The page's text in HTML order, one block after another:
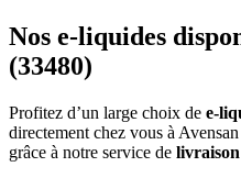
Nos e-liquides
(33480)
Profitez d’un large choix de e-
directement chez vous à
grâce à notre service de